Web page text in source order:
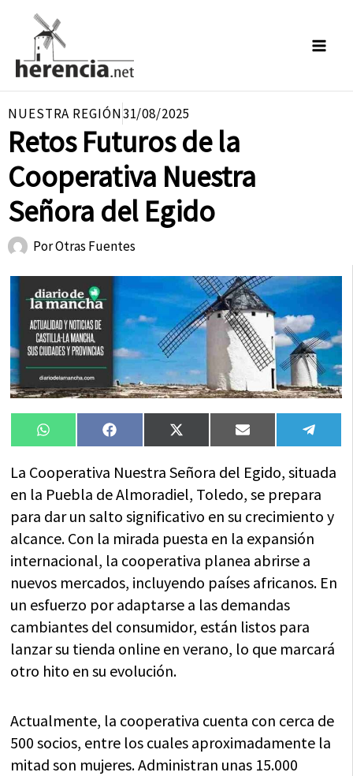
contenido
NUESTRA REGIÓN31/08/2025
Retos Futuros de la
Cooperativa Nuestra
Señora del Egido
PorOtras Fuentes
Compartir
en
WhatsAppCompartir
en
FacebookCompartir
en
X
(Twitter)
Compartir
en
Email
en
La Cooperativa Nuestra Señora del Egido, situada
en la Puebla de Almoradiel, Toledo, se prepara
para dar un salto significativo en su crecimiento y
alcance. Con la mirada puesta en la expansión
internacional, la cooperativa planea abrirse a
nuevos mercados, incluyendo países africanos. En
un esfuerzo por adaptarse a las demandas
cambiantes del consumidor, están listos para
lanzar su tienda online en verano, lo que marcará
otro hito en su evolución.
Actualmente, la cooperativa cuenta con cerca de
500 socios, entre los cuales aproximadamente la
mitad son mujeres. Administran unas 15.000